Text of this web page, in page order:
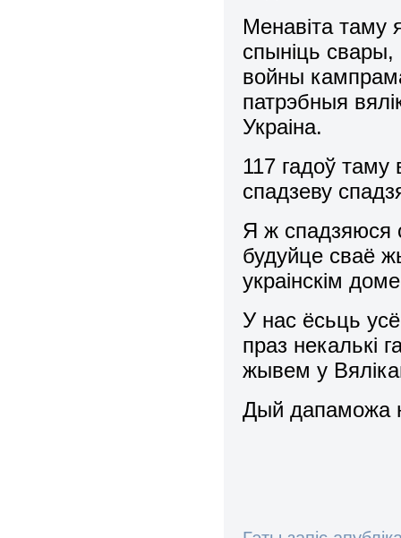
Менавіта таму
спыніць свары,
войны
патрэбныя
Украіна.
117 гадоў таму
спадзеву
Я ж спадзяюся
будуйце сваё
украінскім
У нас ёсьць
праз некалькі
жывем у
Дый дапаможа